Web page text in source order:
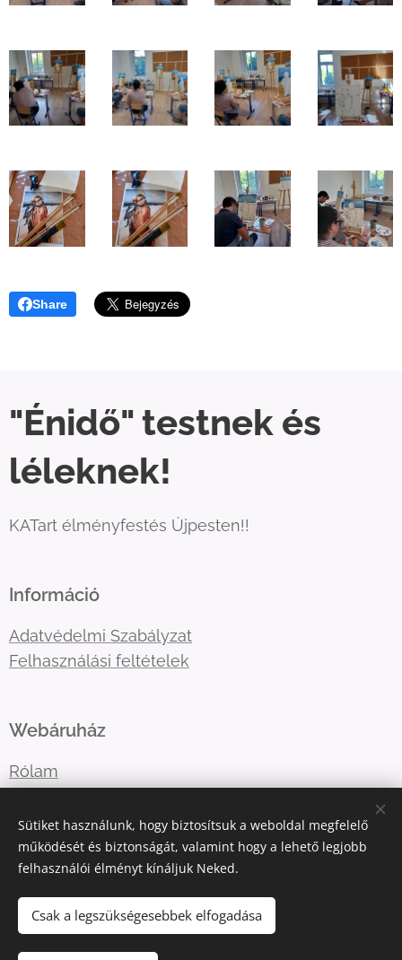
Share
"Énidő" testnek és
léleknek!
KATart élményfestés Újpesten!!
Információ
Adatvédelmi Szabályzat
Felhasználási feltételek
Webáruház
Rólam
E-mail: katart.elmenyfestes@gmail.com
Telefonszám:
Sütiket használunk, hogy biztosítsuk a weboldal megfelelő
működését és biztonságát, valamint hogy a lehető legjobb
felhasználói élményt kínáljuk Neked.
Csak a legszükségesebbek elfogadása